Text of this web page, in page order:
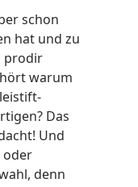
schon
hat und zu
prodir
warum
Das
Und
oder
denn